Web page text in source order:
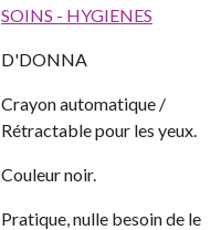
SOINS - HYGIENES
D'DONNA
Crayon automatique /
Rétractable pour les yeux.
Couleur noir.
Pratique, nulle besoin de le